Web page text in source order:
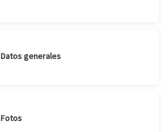
Datos generales
Fotos